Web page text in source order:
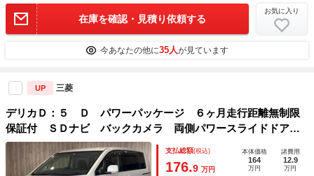
在庫を確認・見積り依頼する
お気に入り
今あなたの他に35人が見ています
UP 三菱
デリカＤ：５ Ｄ パワーパッケージ ６ヶ月走行距離無制限
保証付 ＳＤナビ バックカメラ 両側パワースライドドア
クルーズコントロール フルセグＴＶ ＨＩＤヘッドライト
４ＷＤ ＥＴＣ Ｂｌｕｅｔｏｏｔｈ対応 スマートキー
支払総額(税込)
176.9 万円
本体価格
164
万円
諸費用
12.9
万円